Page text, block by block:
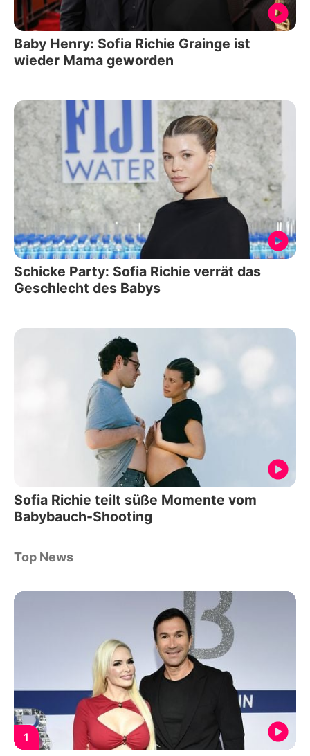
Baby Henry: Sofia Richie Grainge ist
wieder Mama geworden
Schicke Party: Sofia Richie verrät das
Geschlecht des Babys
Sofia Richie teilt süße Momente vom
Babybauch-Shooting
Top News
1